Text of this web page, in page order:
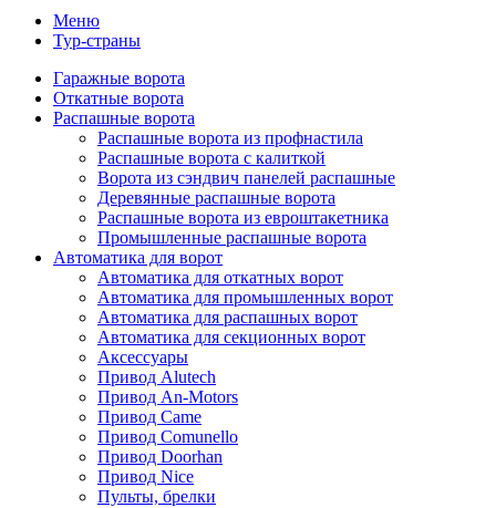
Меню
Тур-страны
Гаражные ворота
Откатные ворота
Распашные ворота
Распашные ворота из профнастила
Распашные ворота с калиткой
Ворота из сэндвич панелей распашные
Деревянные распашные ворота
Распашные ворота из евроштакетника
Промышленные распашные ворота
Автоматика для ворот
Автоматика для откатных ворот
Автоматика для промышленных ворот
Автоматика для распашных ворот
Автоматика для секционных ворот
Аксессуары
Привод Alutech
Привод An-Motors
Привод Came
Привод Comunello
Привод Doorhan
Привод Nice
Пульты, брелки